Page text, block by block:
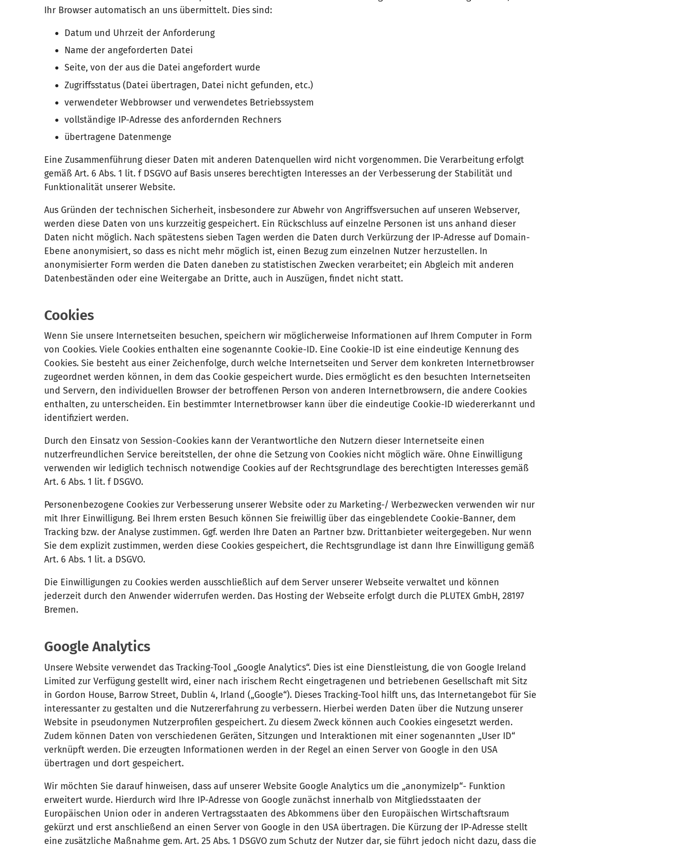
Ihr Browser automatisch an uns übermittelt. Dies sind:
Datum und Uhrzeit der Anforderung
Name der angeforderten Datei
Seite, von der aus die Datei angefordert wurde
Zugriffsstatus (Datei übertragen, Datei nicht gefunden, etc.)
verwendeter Webbrowser und verwendetes Betriebssystem
vollständige IP-Adresse des anfordernden Rechners
übertragene Datenmenge
Eine Zusammenführung dieser Daten mit anderen Datenquellen wird nicht vorgenommen. Die Verarbeitung erfolgt
gemäß Art. 6 Abs. 1 lit. f DSGVO auf Basis unseres berechtigten Interesses an der Verbesserung der Stabilität und
Funktionalität unserer Website.
Aus Gründen der technischen Sicherheit, insbesondere zur Abwehr von Angriffsversuchen auf unseren Webserver,
werden diese Daten von uns kurzzeitig gespeichert. Ein Rückschluss auf einzelne Personen ist uns anhand dieser
Daten nicht möglich. Nach spätestens sieben Tagen werden die Daten durch Verkürzung der IP-Adresse auf Domain-
Ebene anonymisiert, so dass es nicht mehr möglich ist, einen Bezug zum einzelnen Nutzer herzustellen. In
anonymisierter Form werden die Daten daneben zu statistischen Zwecken verarbeitet; ein Abgleich mit anderen
Datenbeständen oder eine Weitergabe an Dritte, auch in Auszügen, findet nicht statt.
Cookies
Wenn Sie unsere Internetseiten besuchen, speichern wir möglicherweise Informationen auf Ihrem Computer in Form
von Cookies. Viele Cookies enthalten eine sogenannte Cookie-ID. Eine Cookie-ID ist eine eindeutige Kennung des
Cookies. Sie besteht aus einer Zeichenfolge, durch welche Internetseiten und Server dem konkreten Internetbrowser
zugeordnet werden können, in dem das Cookie gespeichert wurde. Dies ermöglicht es den besuchten Internetseiten
und Servern, den individuellen Browser der betroffenen Person von anderen Internetbrowsern, die andere Cookies
enthalten, zu unterscheiden. Ein bestimmter Internetbrowser kann über die eindeutige Cookie-ID wiedererkannt und
identifiziert werden.
Durch den Einsatz von Session-Cookies kann der Verantwortliche den Nutzern dieser Internetseite einen
nutzerfreundlichen Service bereitstellen, der ohne die Setzung von Cookies nicht möglich wäre. Ohne Einwilligung
verwenden wir lediglich technisch notwendige Cookies auf der Rechtsgrundlage des berechtigten Interesses gemäß
Art. 6 Abs. 1 lit. f DSGVO.
Personenbezogene Cookies zur Verbesserung unserer Website oder zu Marketing-/ Werbezwecken verwenden wir nur
mit Ihrer Einwilligung. Bei Ihrem ersten Besuch können Sie freiwillig über das eingeblendete Cookie-Banner, dem
Tracking bzw. der Analyse zustimmen. Ggf. werden Ihre Daten an Partner bzw. Drittanbieter weitergegeben. Nur wenn
Sie dem explizit zustimmen, werden diese Cookies gespeichert, die Rechtsgrundlage ist dann Ihre Einwilligung gemäß
Art. 6 Abs. 1 lit. a DSGVO.
Die Einwilligungen zu Cookies werden ausschließlich auf dem Server unserer Webseite verwaltet und können
jederzeit durch den Anwender widerrufen werden. Das Hosting der Webseite erfolgt durch die PLUTEX GmbH, 28197
Bremen.
Google Analytics
Unsere Website verwendet das Tracking-Tool „Google Analytics“. Dies ist eine Dienstleistung, die von Google Ireland
Limited zur Verfügung gestellt wird, einer nach irischem Recht eingetragenen und betriebenen Gesellschaft mit Sitz
in Gordon House, Barrow Street, Dublin 4, Irland („Google“). Dieses Tracking-Tool hilft uns, das Internetangebot für Sie
interessanter zu gestalten und die Nutzererfahrung zu verbessern. Hierbei werden Daten über die Nutzung unserer
Website in pseudonymen Nutzerprofilen gespeichert. Zu diesem Zweck können auch Cookies eingesetzt werden.
Zudem können Daten von verschiedenen Geräten, Sitzungen und Interaktionen mit einer sogenannten „User ID“
verknüpft werden. Die erzeugten Informationen werden in der Regel an einen Server von Google in den USA
übertragen und dort gespeichert.
Wir möchten Sie darauf hinweisen, dass auf unserer Website Google Analytics um die „anonymizeIp“- Funktion
erweitert wurde. Hierdurch wird Ihre IP-Adresse von Google zunächst innerhalb von Mitgliedsstaaten der
Europäischen Union oder in anderen Vertragsstaaten des Abkommens über den Europäischen Wirtschaftsraum
gekürzt und erst anschließend an einen Server von Google in den USA übertragen. Die Kürzung der IP-Adresse stellt
eine zusätzliche Maßnahme gem. Art. 25 Abs. 1 DSGVO zum Schutz der Nutzer dar, sie führt jedoch nicht dazu, dass die